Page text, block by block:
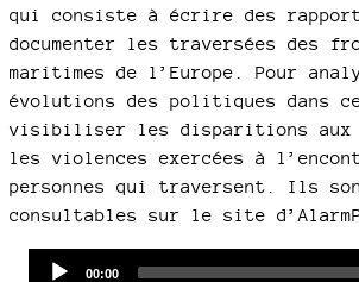
qui consiste à écrire des
documenter les traversées des
maritimes de l’Europe. Pour
évolutions des politiques dans
visibiliser les disparitions aux
les violences exercées à
personnes qui traversent. Ils
consultables sur le site
Current
00:00